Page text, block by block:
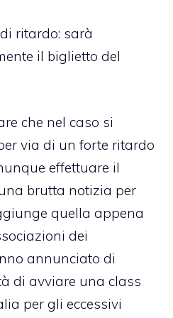
ritardo: sarà
il biglietto del
che nel caso si
via di un forte ritardo
effettuare il
brutta notizia per
quella appena
dei
annunciato di
di avviare una class
per gli eccessivi